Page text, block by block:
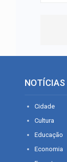
NOTÍCIAS
Cidade
Cultura
Educação
Economia